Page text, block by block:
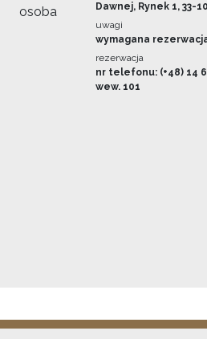
osoba
Dawnej, Rynek 1, 33-
uwagi
wymagana
rezerwacja
nr telefonu: (+48) 14
wew. 101